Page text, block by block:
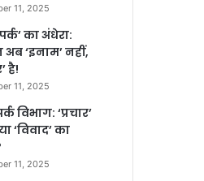
11, 2025
का अंधेरा:
अब ‘इनाम’ नहीं,
है!
11, 2025
विभाग: ‘प्रचार’
‘विवाद’ का
11, 2025